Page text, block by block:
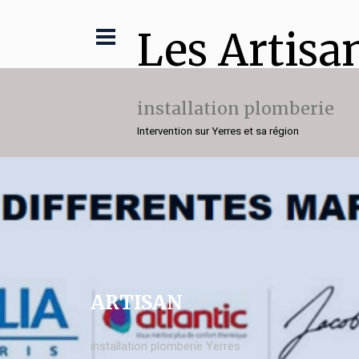
Les
installation plomberie
Intervention sur Yerres et sa région
ARTISAN
installation plomberie Yerres